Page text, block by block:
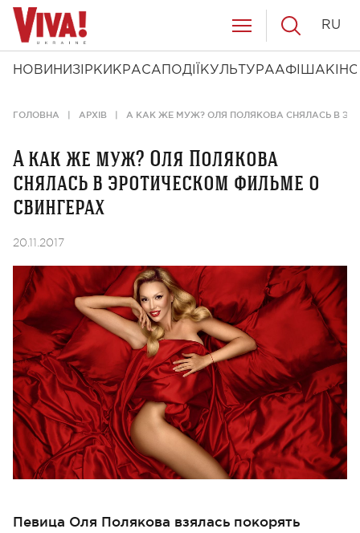
НОВИНИ ЗІРКИ КРАСА ПОДІЇ КУЛЬТУРААФІША КІНО
RU
ГОЛОВНА АРХІВ А КАК ЖЕ МУЖ? ОЛЯ ПОЛЯКОВА СНЯЛАСЬ В
А как же муж? Оля Полякова
снялась в эротическом фильме о
свингерах
20.11.2017
Певица Оля Полякова взялась покорять